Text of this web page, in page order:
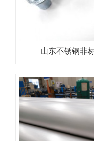
山东不锈钢非